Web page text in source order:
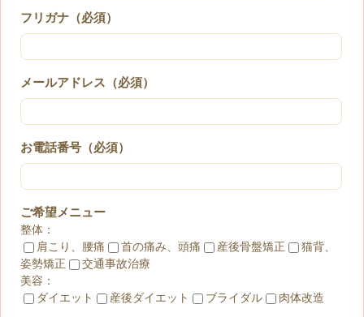
フリガナ（必須）
メールアドレス（必須）
お電話番号（必須）
ご希望メニュー
整体：
肩こり、腰痛
首の痛み、頭痛 産後骨盤矯正
猫背、
姿勢矯正
交通事故治療
美容：
ダイエット
産後ダイエット ブライダル 肉体改造